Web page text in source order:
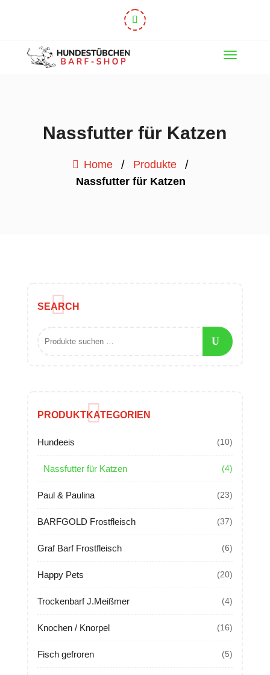
Nassfutter für Katzen
Home / Produkte /
Nassfutter für Katzen
SEARCH
PRODUKTKATEGORIEN
Hundeeis (10)
Nassfutter für Katzen (4)
Paul & Paulina (23)
BARFGOLD Frostfleisch (37)
Graf Barf Frostfleisch (6)
Happy Pets (20)
Trockenbarf J.Meißmer (4)
Knochen / Knorpel (16)
Fisch gefroren (5)